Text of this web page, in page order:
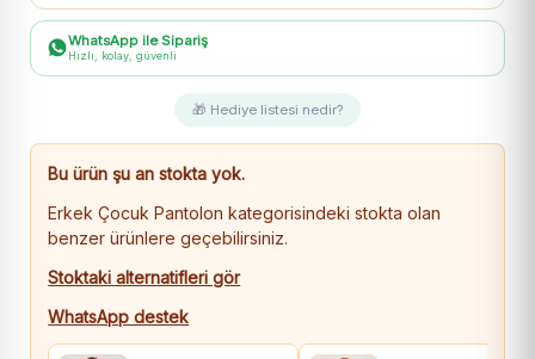
adet
WhatsApp ile Sipariş
Hızlı, kolay, güvenli
🎁 Hediye listesi nedir?
Bu ürün şu an stokta yok.
Erkek Çocuk Pantolon kategorisindeki stokta olan
benzer ürünlere geçebilirsiniz.
Stoktaki alternatifleri gör
WhatsApp destek